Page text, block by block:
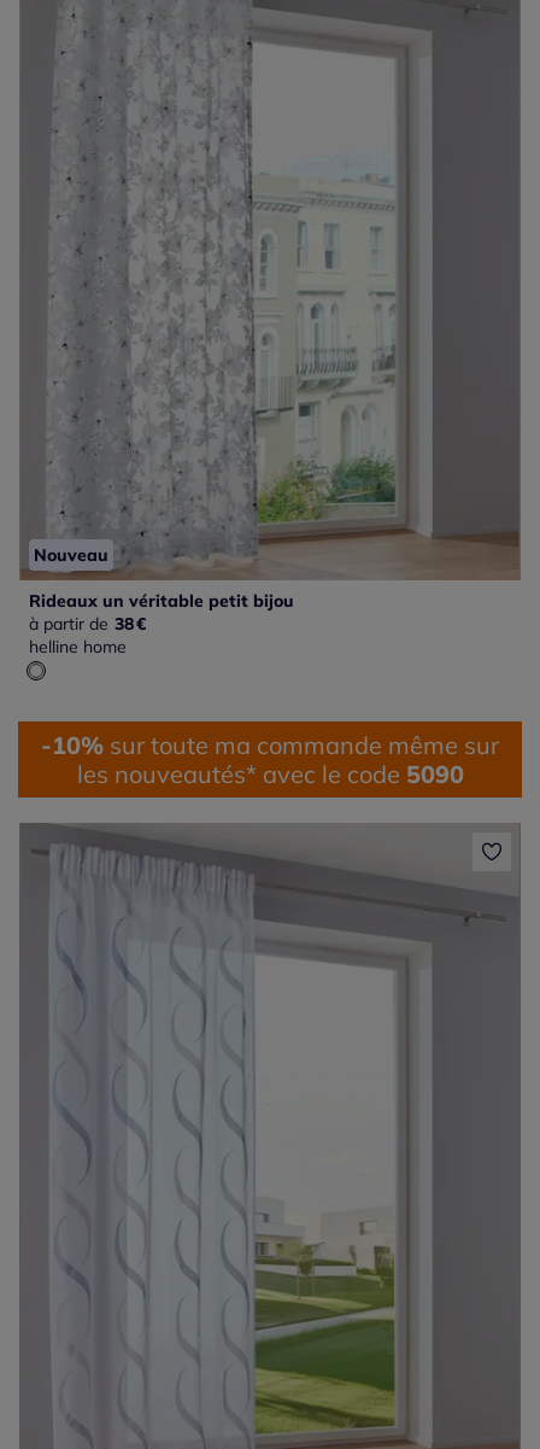
Nouveau
Rideaux un véritable petit bijou
à partir de 38€
helline home
-10% sur toute ma commande même sur
les nouveautés* avec le code 5090